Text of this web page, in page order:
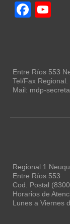
Entre Ríos 553
Tel/Fax
Mail: mdp-
Regional 1
Entre Ríos 553
Cod. Postal
Horarios de
Lunes a Viernes